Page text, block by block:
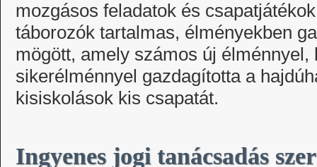
mozgásos feladatok és
táborozók tartalmas, élményekben
mögött, amely számos új élménnyel,
sikerélménnyel gazdagította a
kisiskolások kis csapatát.
Ingyenes jogi tanácsadás